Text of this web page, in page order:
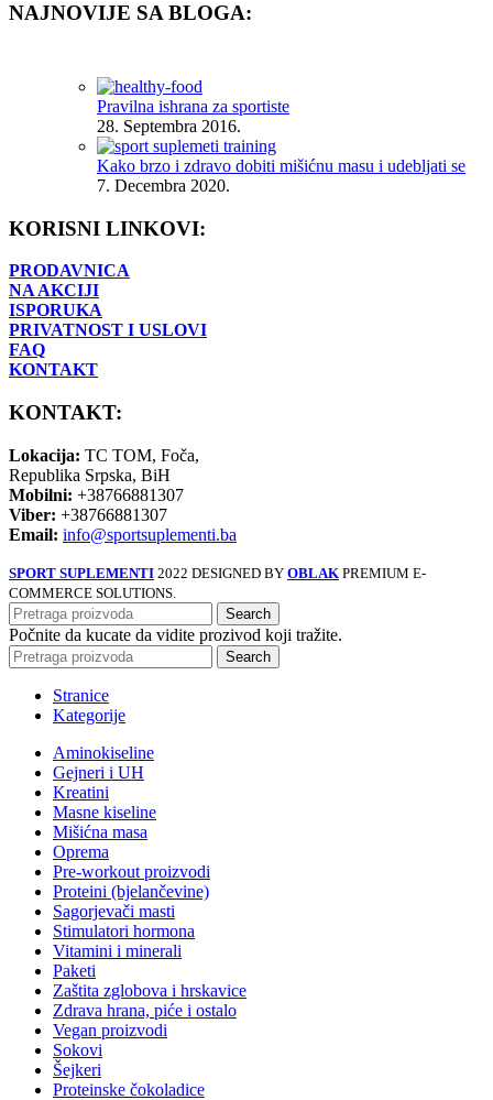
NAJNOVIJE SA BLOGA:
Pravilna ishrana za sportiste
28. Septembra 2016.
Kako brzo i zdravo dobiti mišićnu masu i udebljati se
7. Decembra 2020.
KORISNI LINKOVI:
PRODAVNICA
NA AKCIJI
ISPORUKA
PRIVATNOST I USLOVI
FAQ
KONTAKT
KONTAKT:
Lokacija: TC TOM, Foča,
Republika Srpska, BiH
Mobilni: +38766881307
Viber: +38766881307
Email: info@sportsuplementi.ba
SPORT SUPLEMENTI 2022 DESIGNED BY OBLAK PREMIUM E-
COMMERCE SOLUTIONS.
Search
Počnite da kucate da vidite prozivod koji tražite.
Search
Stranice
Kategorije
Aminokiseline
Gejneri i UH
Kreatini
Masne kiseline
Mišićna masa
Oprema
Pre-workout proizvodi
Proteini (bjelančevine)
Sagorjevači masti
Stimulatori hormona
Vitamini i minerali
Paketi
Zaštita zglobova i hrskavice
Zdrava hrana, piće i ostalo
Vegan proizvodi
Sokovi
Šejkeri
Proteinske čokoladice